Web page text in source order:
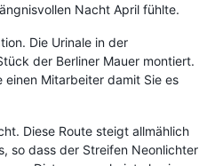
Nacht April fühlte.
Die Urinale in der
der Berliner Mauer montiert.
einen Mitarbeiter damit Sie es
Diese Route steigt allmählich
so dass der Streifen Neonlichter